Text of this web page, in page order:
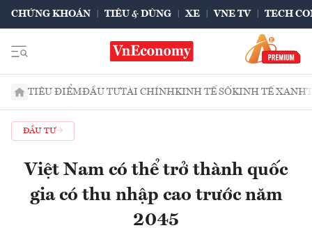
CHỨNG KHOÁN TIÊU & DÙNG XE VNE TV TECH
TIÊU ĐIỂMĐẦU TƯTÀI CHÍNHKINH TẾ SỐKINH TẾ XANH
ĐẦU TƯ
Việt Nam có thể trở thành quốc
gia có thu nhập cao trước năm
2045